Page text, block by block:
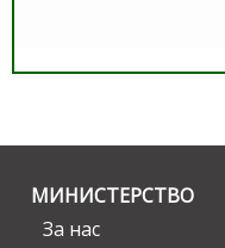
МИНИСТЕРСТВО
За нас